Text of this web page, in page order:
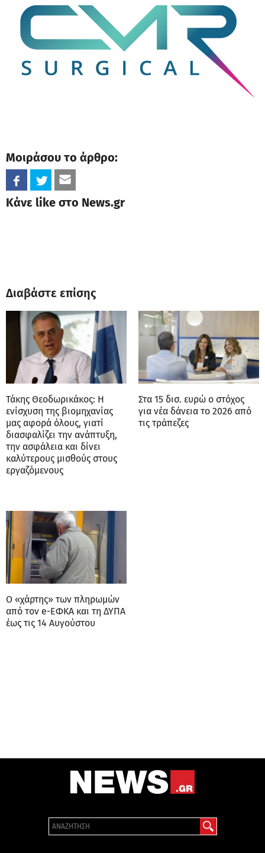
Μοιράσου το άρθρο:
Κάνε like στο News.gr
Διαβάστε επίσης
Τάκης Θεοδωρικάκος: Η
ενίσχυση της βιομηχανίας
μας αφορά όλους, γιατί
διασφαλίζει την ανάπτυξη,
την ασφάλεια και δίνει
καλύτερους μισθούς στους
εργαζόμενους
Στα 15 δισ. ευρώ ο στόχος
για νέα δάνεια το 2026 από
τις τράπεζες
Ο «χάρτης» των πληρωμών
από τον e-ΕΦΚΑ και τη ΔΥΠΑ
έως τις 14 Αυγούστου